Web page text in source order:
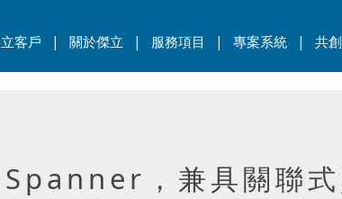
客戶 | 關於傑立 | 服務項目 | 專案系統| 共
，兼具關聯式